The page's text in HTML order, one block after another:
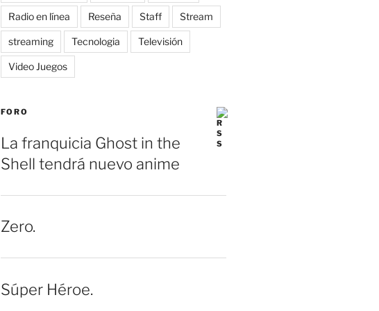
Radio en línea Reseña Staff Stream
streaming Tecnologia Televisión
Video Juegos
FORO
La franquicia Ghost in the
Shell tendrá nuevo anime
Zero.
Súper Héroe.